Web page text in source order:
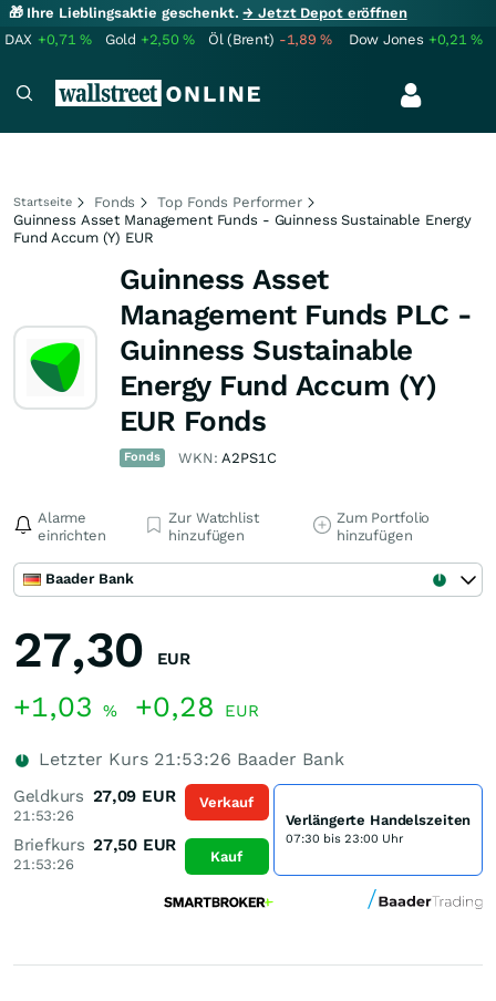
🎁 Ihre Lieblingsaktie geschenkt.→ Jetzt Depot eröffnen
DAX +0,71% Gold +2,50% Öl (Brent) -1,89% Dow Jones +0,21%
Startseite Fonds
Top Fonds Performer
Guinness Asset Management Funds - Guinness Sustainable Energy
Fund Accum (Y) EUR
Guinness Asset
Management Funds PLC -
Guinness Sustainable
Energy Fund Accum (Y)
EUR Fonds
Fonds WKN:A2PS1C
Alarme
einrichten
Zur Watchlist
hinzufügen
Zum Portfolio
hinzufügen
Baader Bank
27,30 EUR
+1,03 % +0,28 EUR
Letzter Kurs 21:53:26 Baader Bank
Geldkurs
21:53:26
27,09 EUR
Briefkurs
21:53:26
27,50 EUR
Verkauf
Kauf
Verlängerte Handelszeiten
07:30 bis 23:00 Uhr